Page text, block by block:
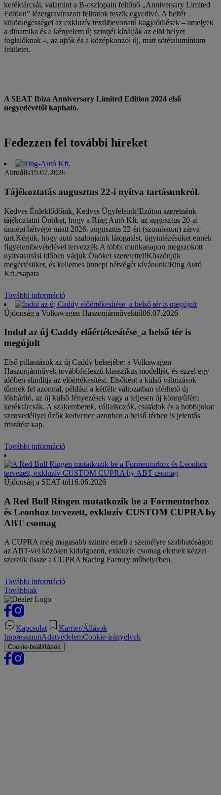
keréktárcsái, valamint a B-oszlopain feltűnő „Anniversary Limited
Edition” lézergravírozott feliratok teszik egyedivé. A beltér
különlegességei az exkluzív textilbevonatú kagylóülések – amelyek
a dinamika és a kényelem új szintjét kínálják az elöl helyet
foglalóknak –, az ajtók és a középkonzol új, matt sötétalumínium
felületei.
A SEAT Ibiza Anniversary Limited Edition 2024 első
negyedévétől kapható.
Fedezzen fel további híreket
Aktuális19.07.2026
Tájékoztatás augusztus 22-i nyitva tartásunkról.
Kedves Érdeklődőink, Kedves Ügyfeleink!Ezúton szeretnénk
tájékoztatni Önöket, hogy a Ring Autó Kft. az augusztus 20-ai
ünnepi hétvége miatt 2026. augusztus 22-én (szombaton) zárva
tart.Kérjük, hogy autó szalonjaink látogatást, ügyintézésüket ennek
figyelembevételével tervezzék.A többi munkanapon megszokott
nyitvatartási időben várjuk Önöket szeretettel!Köszönjük
megértésüket, és kellemes ünnepi hétvégét kívánunk!Ring Autó
Kft.csapata
További információ
Újdonság a Volkswagen Haszonjárművektől06.07.2026
Indul az új Caddy előértékesítése_a belső tér is
megújult
Első pillantások az új Caddy belsejébe: a Volkswagen
Haszonjárművek továbbfejleszti klasszikus modelljét, és ezzel egy
időben elindítja az előértékesítést. Elsőként a külső változások
tűnnek fel azonnal, például a kétféle változatban elérhető új
lökhárító, az új külső fényezések vagy a teljesen új könnyűfém
keréktárcsák. A szakemberek, vállalkozók, családok és a hobbijukat
szenvedéllyel űzők kedvence azonban a belső térben is jelentős
frissítést kap.
További információ
Újdonság a SEAT-tól16.06.2026
A Red Bull Ringen mutatkozik be a Formentorhoz
és Leonhoz tervezett, exkluzív CUSTOM CUPRA by
ABT csomag
A CUPRA még magasabb szintre emeli a személyre szabhatóságot:
az ABT-vel közösen kidolgozott, exkluzív csomag elemeit kézzel
szerelik össze a CUPRA Racing Factory műhelyében.
További információ
Továbbiak
Kapcsolat
Karrier/Állások
ImpresszumAdatvédelemCookie-irányelvek
Cookie-beállítások